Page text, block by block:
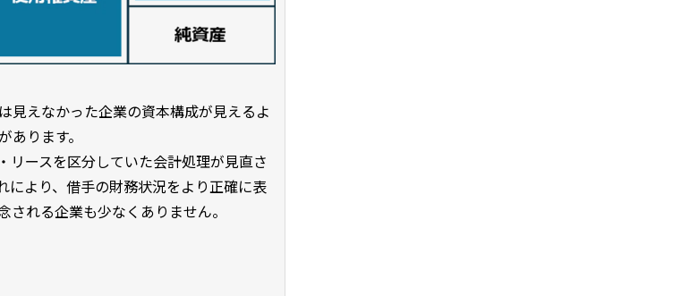
見えなかった企業の資本構成が見えるよ
ります。
ースを区分していた会計処理が見直さ
により、借手の財務状況をより正確に表
れる企業も少なくありません。